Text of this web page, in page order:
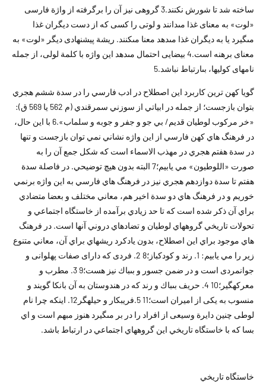
ساخته شد تا شورش نكنند.3 گروهى نيز آن را برگرفته از واژة فارسى
«لوت» به معناى غذا مى‏دانند و لوتى را كسى كه از دست ديگران غذا
مى‏گيرد يا به ديگران غذا مى‏دهد معنا مى‏كنند. ريشة پيشنهادى ديگر «لوت» به
معناى برهنه است.4 بيضايى احتمال مى‏دهد اين واژه با كلمة لولى، از جمله
نامهاى كوليها، بى‏ارتباط نباشد.5
گويا کهن ترين کاربرد اين اصطلاح در ادب فارسي را در سدة ششم هجري
بتوان بازجست؛ از جمله در ابياتي از سوزني سمرقندي (م 562 يا 569 ق):
«خر مرکوب لوطيان قديم/ بي جو و جفر و جوبه و سلماب».6 با اين حال،
در فرهنگ هاي کهن فارسي از اين واژه نشاني نمي توان بازجست و تنها
در سدة هفتم هجري در مهذب الاسماء است که شکل جمع آن را به
صورت «اللوطيون» مي يابيم؛7 البته بدون هيچ توضيحي. در فاصلة سدة
هفتم تا سدة دوازدهم هجري نيز در فرهنگ هاي فارسي به اين واژه برنمي
خوريم و در فرهنگ هاي دو سدة اخير هم، معاني مختلف و بعضا متضادي
براي آن ذکر شده است که تا حد زيادي برآمده از خاستگاه اجتماعي و
تحولات تاريخي گروههاي لوطيان و تضادهاي دروني آنها است. در فرهنگ
هاي موجود براي اين اصطلاح، بدون يادکرد ريشه‏اي براي آن، معاني متنوع
زير را مي يابيم: 1. رند و كودكباز؛8 2. فردى كه داراى صفات پهلوانى و
جوانمردى است و در ضمن جسور و بى‏باك نيز هست؛9 3. مطرب و
معركه‏گير؛10 4. حريف بى‏باك و رند كه در هندوستان به آن بانكا گويند و
منسوب به يكى از اميران است؛11 5.فريبكار و حيله‏گر12. اينكه چرا نام
لوطى چنين دايرة وسيعى از افراد را در بر مىگيرد هنوز مبهم است و اي
بسا که با خاستگاه تاريخي اين گروههاي اجتماعي در ارتباط باشد.
خاستگاه تاريخي